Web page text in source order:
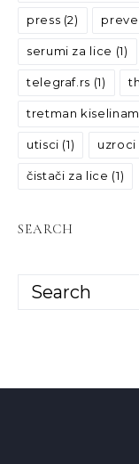
press (2)
serumi za lice (1)
telegraf.rs (1)
tretman
utisci (1)
čistači za lice (1)
SEARCH